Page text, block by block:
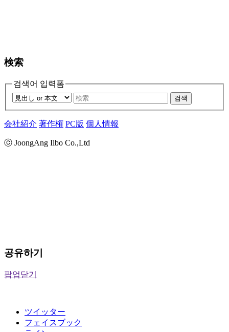
検索
검색어 입력폼
검색
会社紹介 著作権 PC版 個人情報
ⓒ JoongAng Ilbo Co.,Ltd
공유하기
팝업닫기
ツイッター
フェイスブック